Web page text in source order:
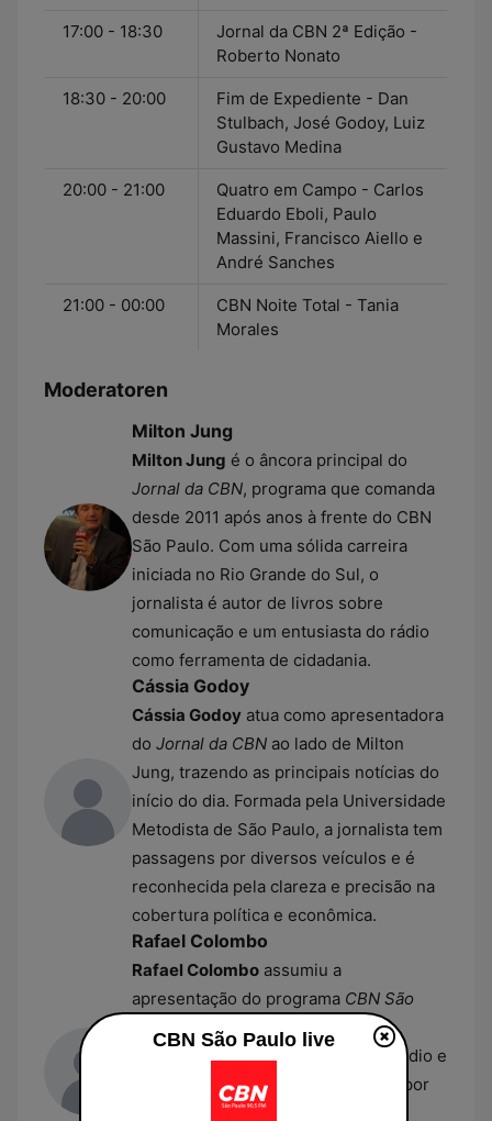
17:00 - 18:30
Jornal da CBN 2ª Edição -
Roberto Nonato
18:30 - 20:00
Fim de Expediente - Dan
Stulbach, José Godoy, Luiz
Gustavo Medina
20:00 - 21:00
Quatro em Campo - Carlos
Eduardo Eboli, Paulo
Massini, Francisco Aiello e
André Sanches
21:00 - 00:00
CBN Noite Total - Tania
Morales
Moderatoren
Milton Jung
Milton Jung é o âncora principal do
Jornal da CBN, programa que comanda
desde 2011 após anos à frente do CBN
São Paulo. Com uma sólida carreira
iniciada no Rio Grande do Sul, o
jornalista é autor de livros sobre
comunicação e um entusiasta do rádio
como ferramenta de cidadania.
Cássia Godoy
Cássia Godoy atua como apresentadora
do Jornal da CBN ao lado de Milton
Jung, trazendo as principais notícias do
início do dia. Formada pela Universidade
Metodista de São Paulo, a jornalista tem
passagens por diversos veículos e é
reconhecida pela clareza e precisão na
cobertura política e econômica.
Rafael Colombo
Rafael Colombo assumiu a
apresentação do programa CBN São
em 2025, trazendo sua
experiência de grandes redes de rádio e
televisão. O jornalista é conhecido por
sua versatilidade no comando de
CBN São Paulo live